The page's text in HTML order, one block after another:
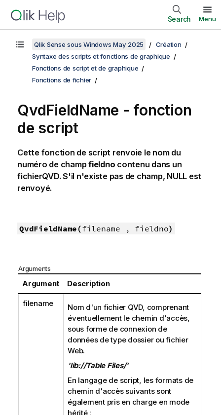
Search Menu
Qlik Sense sous Windows May 2025
Création
Syntaxe des scripts et fonctions de graphique
Fonctions de script et de graphique
Fonctions de fichier
QvdFieldName - fonction
de script
Cette fonction de script renvoie le nom du
numéro de champfieldno contenu dans un
fichierQVD. S'il n'existe pas de champ, NULL est
renvoyé.
QvdFieldName(filename , fieldno)
Arguments
Argument Description
filename Nom d'un fichier QVD, comprenant
éventuellement le chemin d'accès,
sous forme de connexion de
données de type dossier ou fichier
Web.
'lib://Table Files/'
En langage de script, les formats de
chemin d'accès suivants sont
également pris en charge en mode
hérité :